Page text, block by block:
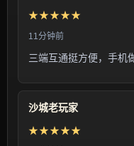
★★★★★
11分钟前
三端互通挺方便，手机
沙城老玩家
★★★★★